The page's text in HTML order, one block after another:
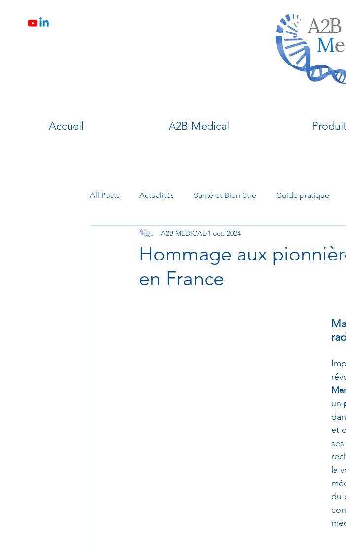
Accueil A2B Medical
All Posts Actualités Santé et Bien-être Guide pratique
Biotechnologie Zoom sur les métiers de la santé
Hommage aux
en France
A2B MEDICAL 1 oct. 2024
un
et
la
du